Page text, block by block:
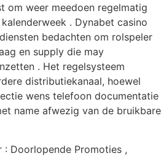
om weer meedoen regelmatig
. Dynabet casino
bedachten om rolspeler
en supply die may
. Het regelsysteem
distributiekanaal, hoewel
wens telefoon documentatie
name afwezig van de bruikbare
: Doorlopende Promoties ,